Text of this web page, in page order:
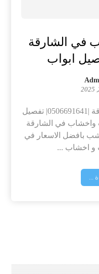
في الشارقة
تركيب ابواب واخشاب في الشارقة |0506691641| تفصيل
واخشاب في الشارقة
بافضل الاسعار في
و اخشاب ...
...